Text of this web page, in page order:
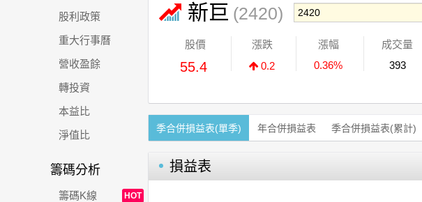
股利政策
重大行事曆
營收盈餘
轉投資
本益比
淨值比
籌碼分析
籌碼K線 HOT
新巨 (2420)
股價
55.4
漲跌
0.2
漲幅
0.36%
成交量
393
季合併損益表(單季) 年合併損益表 季合併損益表(累計)
損益表